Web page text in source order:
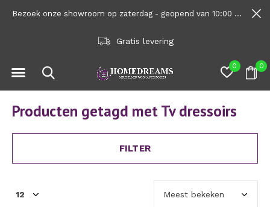
0 0
Gratis levering
Bezoek onze showroom op zaterdag - geopend van 10:00 tot 1600
Producten getagd met Tv dressoirs
FILTER